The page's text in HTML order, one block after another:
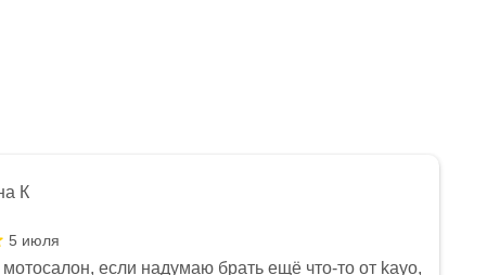
К
5 июля
если надумаю брать ещё что-то от kayo,